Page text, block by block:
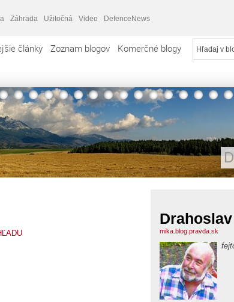
Záhrada Užitočná Video DefenceNews
články Zoznam blogov Komerčné blogy
mika.blog.pravda.sk